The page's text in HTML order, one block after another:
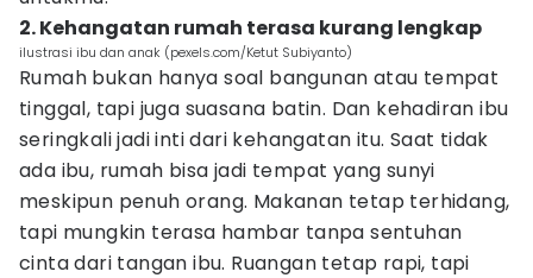
2. Kehangatan rumah terasa kurang lengkap
ilustrasi ibu dan anak (pexels.com/Ketut Subiyanto)
Rumah bukan hanya soal bangunan atau tempat
tinggal, tapi juga suasana batin. Dan kehadiran ibu
seringkali jadi inti dari kehangatan itu. Saat tidak
ada ibu, rumah bisa jadi tempat yang sunyi
meskipun penuh orang. Makanan tetap terhidang,
tapi mungkin terasa hambar tanpa sentuhan
cinta dari tangan ibu. Ruangan tetap rapi, tapi